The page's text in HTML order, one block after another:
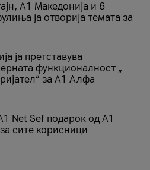
A1 Македонија и 6
ја отворија темата за
ја претставува
функционалност „
за А1 Алфа
Net Sеf подарок од А1
сите корисници